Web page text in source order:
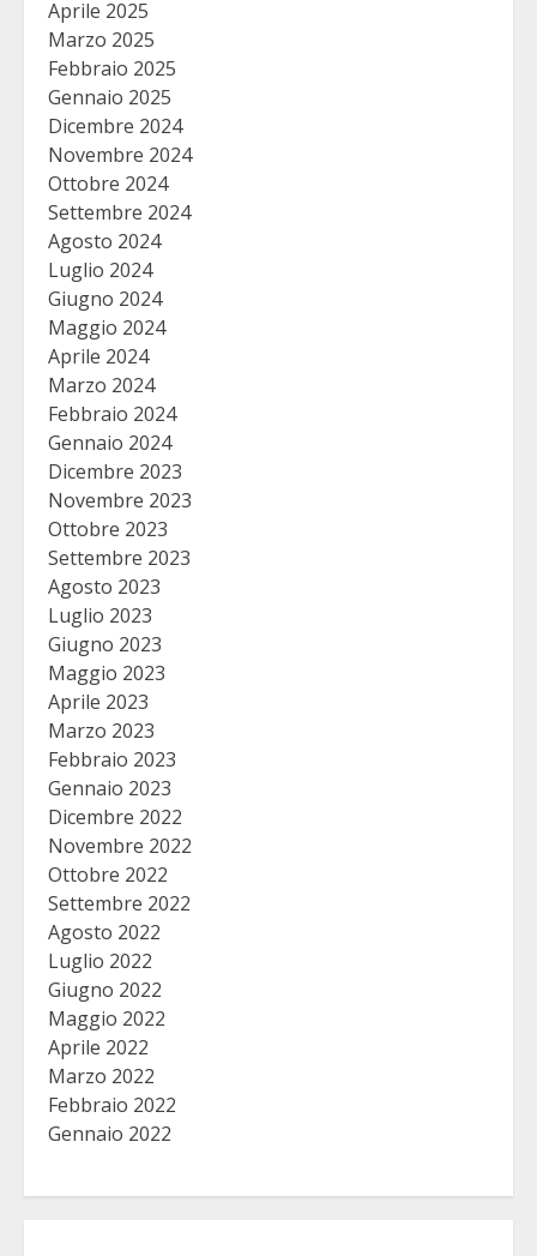
Aprile 2025
Marzo 2025
Febbraio 2025
Gennaio 2025
Dicembre 2024
Novembre 2024
Ottobre 2024
Settembre 2024
Agosto 2024
Luglio 2024
Giugno 2024
Maggio 2024
Aprile 2024
Marzo 2024
Febbraio 2024
Gennaio 2024
Dicembre 2023
Novembre 2023
Ottobre 2023
Settembre 2023
Agosto 2023
Luglio 2023
Giugno 2023
Maggio 2023
Aprile 2023
Marzo 2023
Febbraio 2023
Gennaio 2023
Dicembre 2022
Novembre 2022
Ottobre 2022
Settembre 2022
Agosto 2022
Luglio 2022
Giugno 2022
Maggio 2022
Aprile 2022
Marzo 2022
Febbraio 2022
Gennaio 2022